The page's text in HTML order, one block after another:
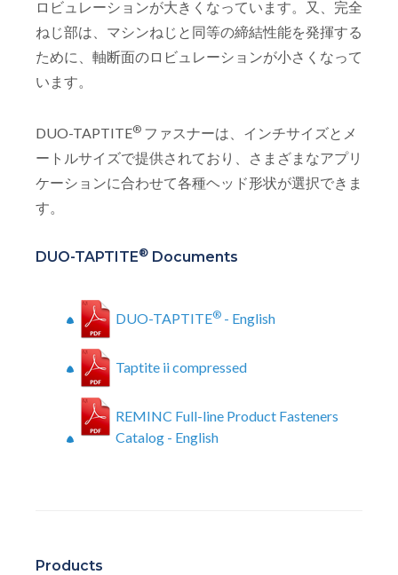
ロビュレーションが大きくなっています。又、完全
ねじ部は、マシンねじと同等の締結性能を発揮する
ために、軸断面のロビュレーションが小さくなって
います。
DUO-TAPTITE® ファスナーは、インチサイズとメ
ートルサイズで提供されており、さまざまなアプリ
ケーションに合わせて各種ヘッド形状が選択できま
す。
DUO-TAPTITE® Documents
DUO-TAPTITE® - English
Taptite ii compressed
REMINC Full-line Product Fasteners
Catalog - English
Products